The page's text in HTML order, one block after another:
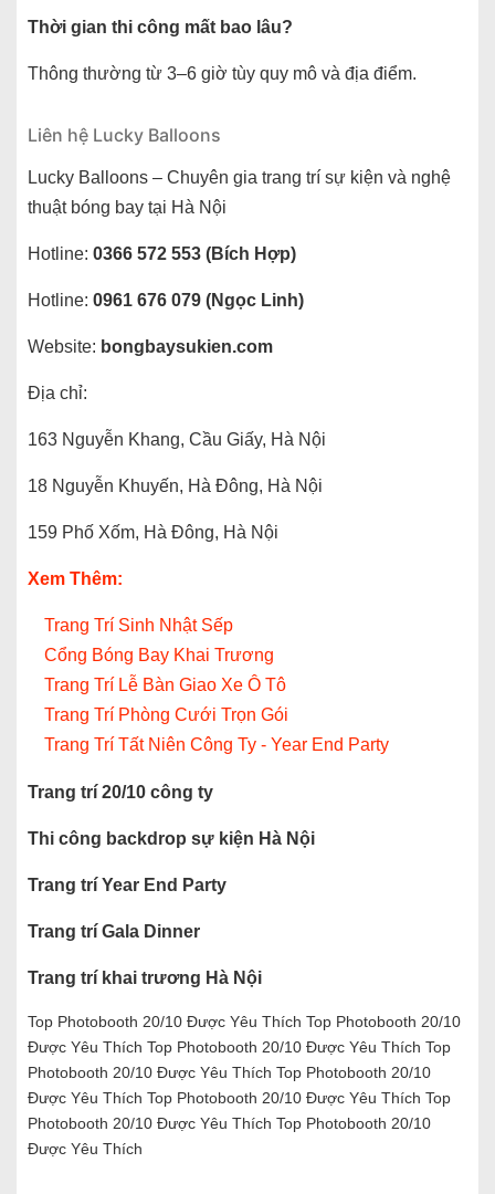
Thời gian thi công mất bao lâu?
Thông thường từ 3–6 giờ tùy quy mô và địa điểm.
Liên hệ Lucky Balloons
Lucky Balloons – Chuyên gia trang trí sự kiện và nghệ
thuật bóng bay tại Hà Nội
Hotline: 0366 572 553 (Bích Hợp)
Hotline: 0961 676 079 (Ngọc Linh)
Website: bongbaysukien.com
Địa chỉ:
163 Nguyễn Khang, Cầu Giấy, Hà Nội
18 Nguyễn Khuyến, Hà Đông, Hà Nội
159 Phố Xốm, Hà Đông, Hà Nội
Xem Thêm:
Trang Trí Sinh Nhật Sếp
Cổng Bóng Bay Khai Trương
Trang Trí Lễ Bàn Giao Xe Ô Tô
Trang Trí Phòng Cưới Trọn Gói
Trang Trí Tất Niên Công Ty - Year End Party
Trang trí 20/10 công ty
Thi công backdrop sự kiện Hà Nội
Trang trí Year End Party
Trang trí Gala Dinner
Trang trí khai trương Hà Nội
Top Photobooth 20/10 Được Yêu Thích Top Photobooth 20/10
Được Yêu Thích Top Photobooth 20/10 Được Yêu Thích Top
Photobooth 20/10 Được Yêu Thích Top Photobooth 20/10
Được Yêu Thích Top Photobooth 20/10 Được Yêu Thích Top
Photobooth 20/10 Được Yêu Thích Top Photobooth 20/10
Được Yêu Thích